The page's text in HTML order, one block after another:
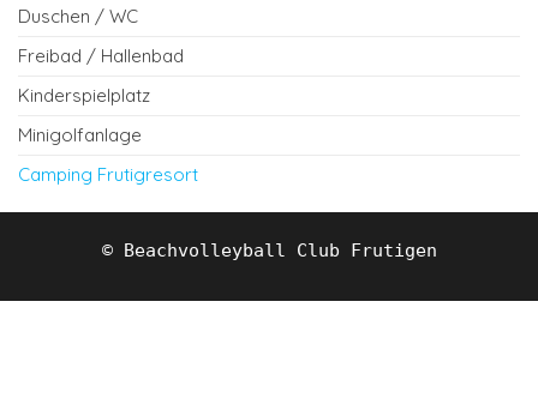
Duschen / WC
Freibad / Hallenbad
Kinderspielplatz
Minigolfanlage
Camping Frutigresort
© Beachvolleyball Club Frutigen